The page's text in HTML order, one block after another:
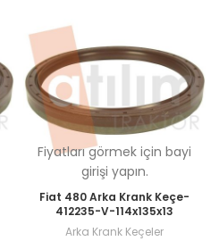
Fiyatları görmek için bayi
girişi yapın.
Fiat 480 Arka Krank Keçe-
412235-V-114x135x13
Arka Krank Keçeler